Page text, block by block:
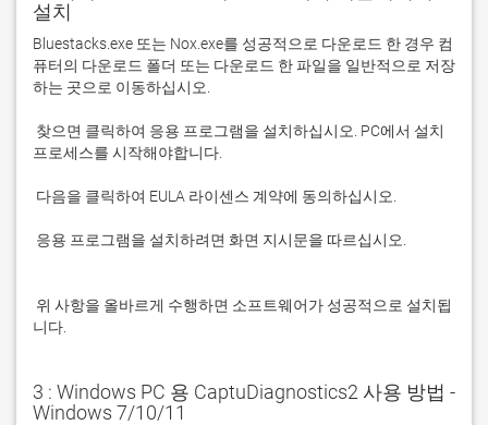
설치
Bluestacks.exe 또는 Nox.exe를 성공적으로 다운로드 한 경우 컴
퓨터의 다운로드 폴더 또는 다운로드 한 파일을 일반적으로 저장
니다.
3 : Windows PC 용 CaptuDiagnostics2 사용 방법 -
Windows 7/10/11